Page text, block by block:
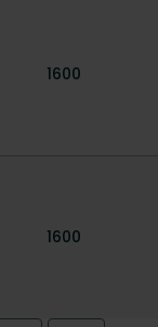
1600
1600